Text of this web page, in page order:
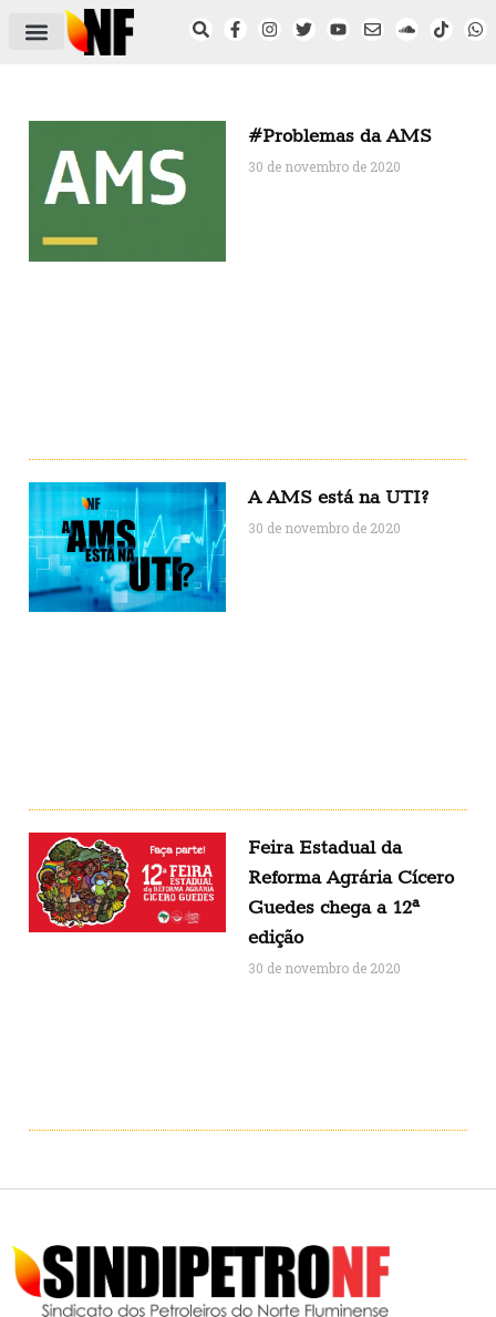
#Problemas da AMS
30 de novembro de 2020
A AMS está na UTI?
30 de novembro de 2020
Feira Estadual da
Reforma Agrária Cícero
Guedes chega a 12ª
edição
30 de novembro de 2020